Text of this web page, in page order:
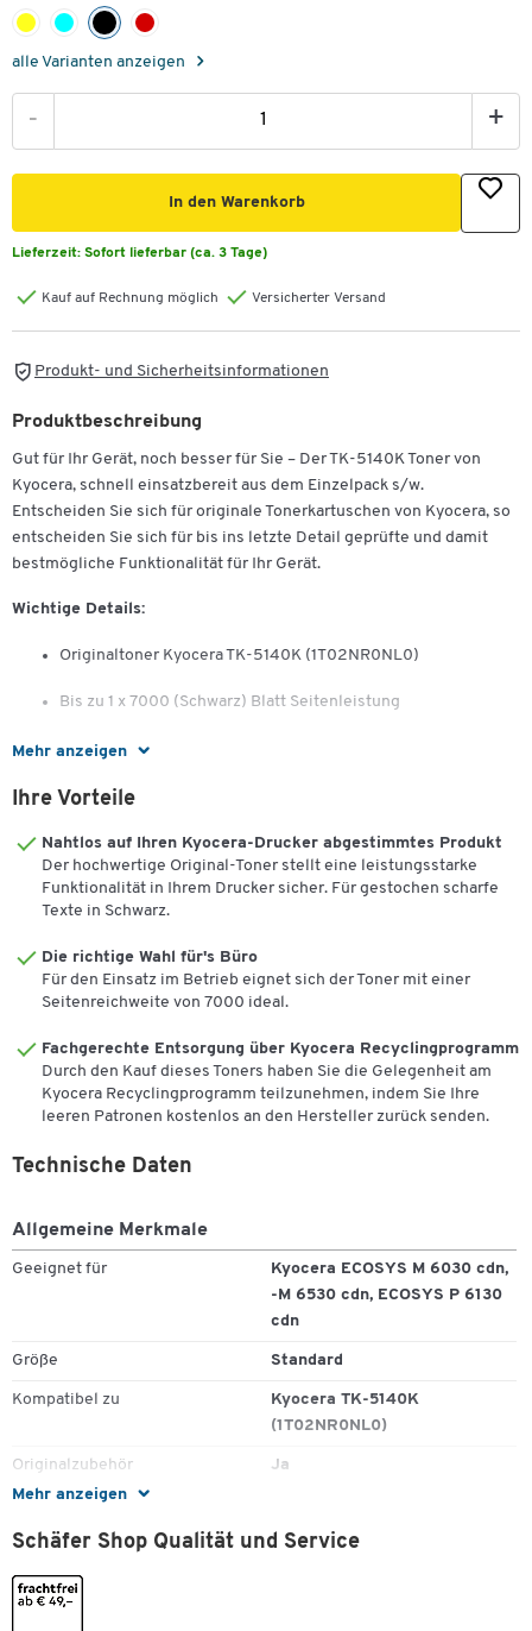
alle Varianten anzeigen
- +
In den Warenkorb
Lieferzeit: Sofort lieferbar (ca. 3 Tage)
Kauf auf Rechnung möglich Versicherter Versand
Produkt- und Sicherheitsinformationen
Mehr anzeigen
Produktbeschreibung
Gut für Ihr Gerät, noch besser für Sie – Der TK-5140K Toner von
Kyocera, schnell einsatzbereit aus dem Einzelpack s/w.
Entscheiden Sie sich für originale Tonerkartuschen von Kyocera, so
entscheiden Sie sich für bis ins letzte Detail geprüfte und damit
bestmögliche Funktionalität für Ihr Gerät.
Wichtige Details:
Originaltoner Kyocera TK-5140K (1T02NR0NL0)
Bis zu 1 x 7000 (Schwarz) Blatt Seitenleistung
Geeignet für:
Kyocera ECOSYS M 6030 cdn, -M 6530 cdn, ECOSYS P 6130 cdn
Ihre Vorteile
Nahtlos auf Ihren Kyocera-Drucker abgestimmtes Produkt
Der hochwertige Original-Toner stellt eine leistungsstarke
Funktionalität in Ihrem Drucker sicher. Für gestochen scharfe
Texte in Schwarz.
Die richtige Wahl für's Büro
Für den Einsatz im Betrieb eignet sich der Toner mit einer
Seitenreichweite von 7000 ideal.
Fachgerechte Entsorgung über Kyocera Recyclingprogramm
Durch den Kauf dieses Toners haben Sie die Gelegenheit am
Kyocera Recyclingprogramm teilzunehmen, indem Sie Ihre
leeren Patronen kostenlos an den Hersteller zurück senden.
Mehr anzeigen
Technische Daten
Allgemeine Merkmale
Geeignet für
Kyocera ECOSYS M 6030 cdn,
-M 6530 cdn, ECOSYS P 6130
cdn
Größe Standard
Kompatibel zu
Kyocera TK-5140K
(1T02NR0NL0)
Originalzubehör Ja
Recycling-Programm
Seitenleistung 7000
Sparpack
Schäfer Shop Qualität und Service